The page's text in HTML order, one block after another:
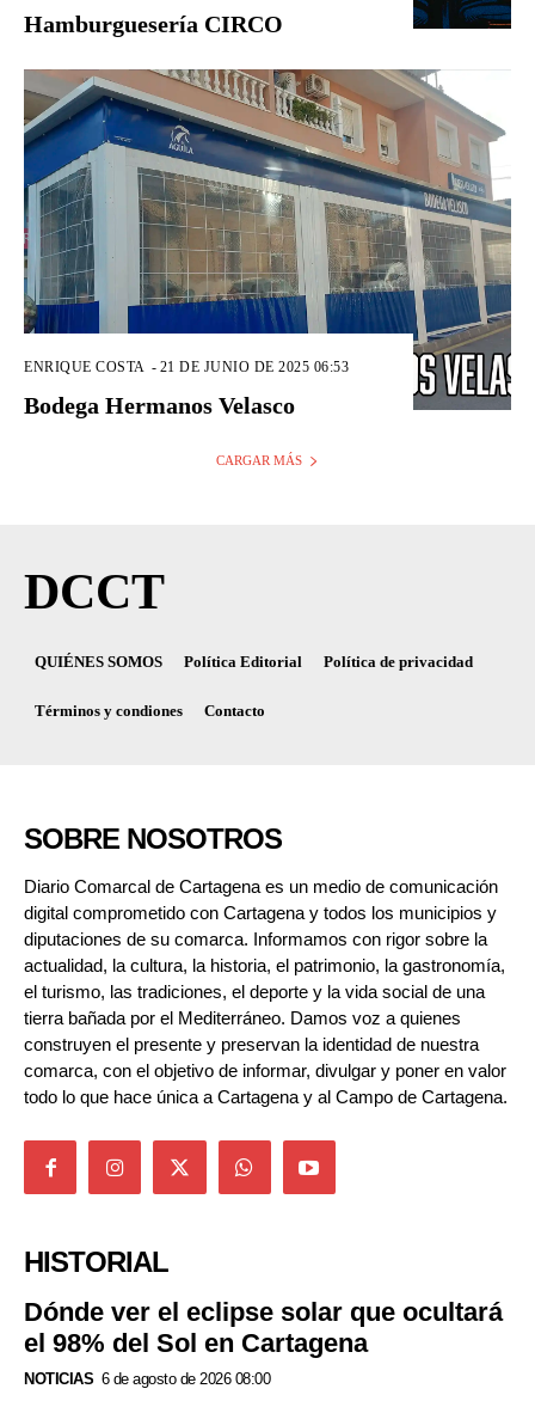
Hamburguesería CIRCO
ENRIQUE COSTA - 21 DE JUNIO DE 2025 06:53
Bodega Hermanos Velasco
CARGAR MÁS
DCCT
QUIÉNES SOMOS Política Editorial Política de privacidad
Términos y condiones Contacto
SOBRE NOSOTROS
Diario Comarcal de Cartagena es un medio de comunicación
digital comprometido con Cartagena y todos los municipios y
diputaciones de su comarca. Informamos con rigor sobre la
actualidad, la cultura, la historia, el patrimonio, la gastronomía,
el turismo, las tradiciones, el deporte y la vida social de una
tierra bañada por el Mediterráneo. Damos voz a quienes
construyen el presente y preservan la identidad de nuestra
comarca, con el objetivo de informar, divulgar y poner en valor
todo lo que hace única a Cartagena y al Campo de Cartagena.
HISTORIAL
Dónde ver el eclipse solar que ocultará
el 98% del Sol en Cartagena
NOTICIAS 6 de agosto de 2026 08:00